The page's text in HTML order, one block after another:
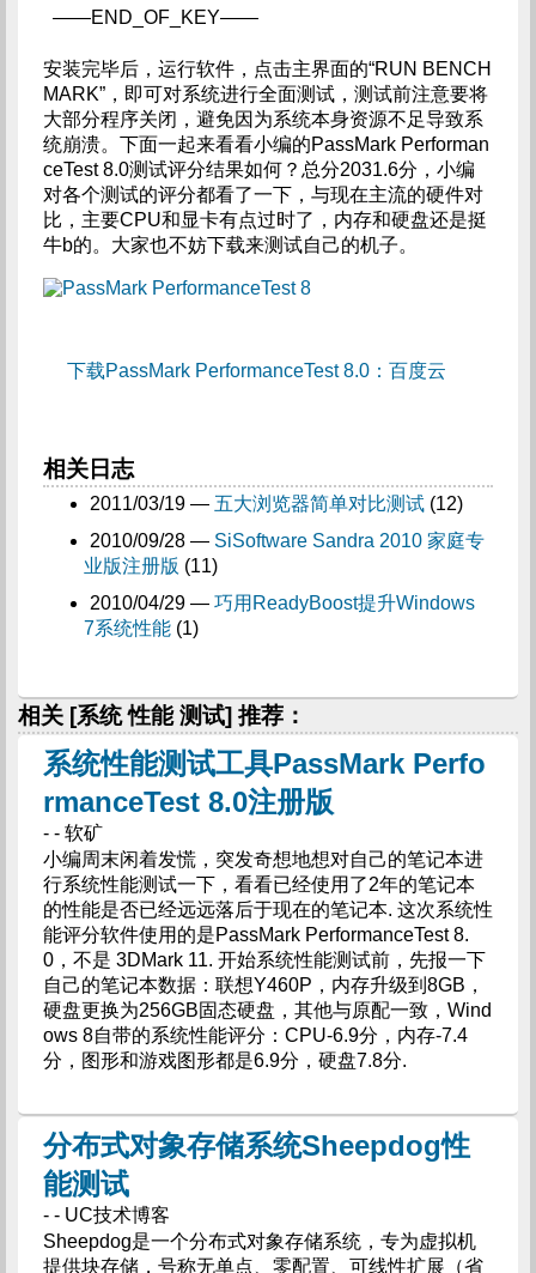
——END_OF_KEY——
安装完毕后，运行软件，点击主界面的“RUN BENCH
MARK”，即可对系统进行全面测试，测试前注意要将
大部分程序关闭，避免因为系统本身资源不足导致系
统崩溃。下面一起来看看小编的PassMark Performan
ceTest 8.0测试评分结果如何？总分2031.6分，小编
对各个测试的评分都看了一下，与现在主流的硬件对
比，主要CPU和显卡有点过时了，内存和硬盘还是挺
牛b的。大家也不妨下载来测试自己的机子。
下载PassMark PerformanceTest 8.0：百度云
相关日志
2011/03/19 — 五大浏览器简单对比测试(12)
2010/09/28 — SiSoftware Sandra 2010 家庭专
业版注册版 (11)
2010/04/29 — 巧用ReadyBoost提升Windows
7系统性能(1)
相关 [系统 性能 测试] 推荐：
系统性能测试工具PassMark Perfo
rmanceTest 8.0注册版
- - 软矿
小编周末闲着发慌，突发奇想地想对自己的笔记本进
行系统性能测试一下，看看已经使用了2年的笔记本
的性能是否已经远远落后于现在的笔记本. 这次系统性
能评分软件使用的是PassMark PerformanceTest 8.
0，不是 3DMark 11. 开始系统性能测试前，先报一下
自己的笔记本数据：联想Y460P，内存升级到8GB，
硬盘更换为256GB固态硬盘，其他与原配一致，Wind
ows 8自带的系统性能评分：CPU-6.9分，内存-7.4
分，图形和游戏图形都是6.9分，硬盘7.8分.
分布式对象存储系统Sheepdog性
能测试
- - UC技术博客
Sheepdog是一个分布式对象存储系统，专为虚拟机
提供块存储，号称无单点、零配置、可线性扩展（省